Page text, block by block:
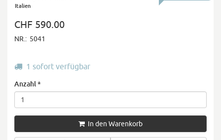
Italien
CHF 590.00
NR.: 5041
1 sofort verfügbar
Anzahl *
In den Warenkorb